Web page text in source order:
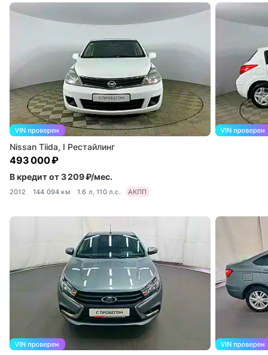
Nissan Tiida, I Рестайлинг
493 000 ₽
В кредит от 3 209 ₽/мес.
2012 144 094 км 1.6 л, 110 л.с. АКПП